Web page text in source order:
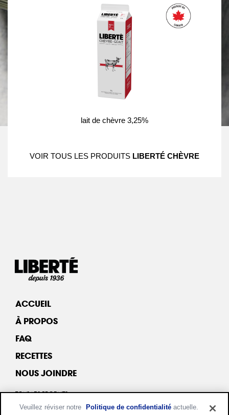
lait de chèvre 3,25%
VOIR TOUS LES PRODUITS LIBERTÉ CHÈVRE
ACCUEIL
À PROPOS
FAQ
RECETTES
NOUS JOINDRE
TOUS LES PRODUITS
YOGOURT & KÉFIR
Veuillez réviser notre Politique de confidentialité actuelle.